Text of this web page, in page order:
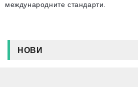
международните стандарти.
НОВИ